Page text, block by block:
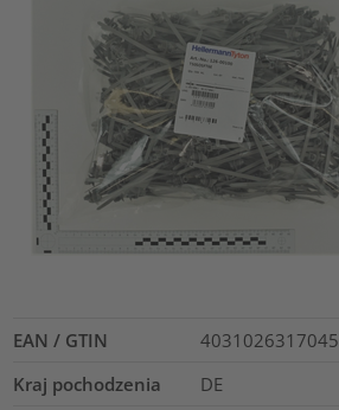
EAN / GTIN
4031026317045
Kraj pochodzenia
DE